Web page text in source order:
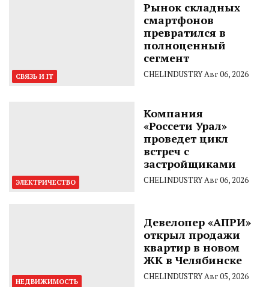
СВЯЗЬ И IT
Рынок складных
смартфонов
превратился в
полноценный
сегмент
CHELINDUSTRYАвг 06, 2026
ЭЛЕКТРИЧЕСТВО
Компания
«Россети Урал»
проведет цикл
встреч с
застройщиками
CHELINDUSTRYАвг 06, 2026
НЕДВИЖИМОСТЬ
Девелопер «АПРИ»
открыл продажи
квартир в новом
ЖК в Челябинске
CHELINDUSTRYАвг 05, 2026